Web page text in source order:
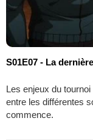
S01E07 - La
Les enjeux du
entre les différentes
commence.